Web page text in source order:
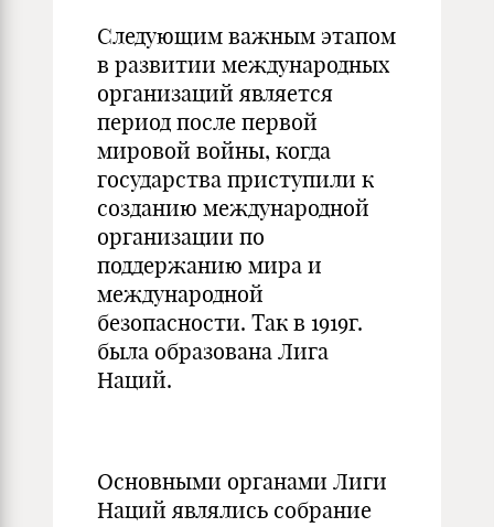
Следующим важным этапом
в развитии международных
организаций является
период после первой
мировой войны, когда
государства приступили к
созданию международной
организации по
поддержанию мира и
международной
безопасности. Так в 1919г.
была образована Лига
Наций.
Основными органами Лиги
Наций являлись собрание